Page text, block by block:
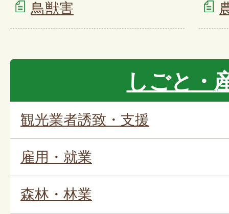
鳥獣害
しごと・
観光業者誘致・支援
雇用・就業
森林・林業